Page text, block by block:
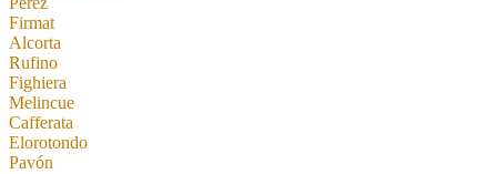
Firmat
Alcorta
Rufino
Fighiera
Melincue
Cafferata
Elorotondo
Pavón